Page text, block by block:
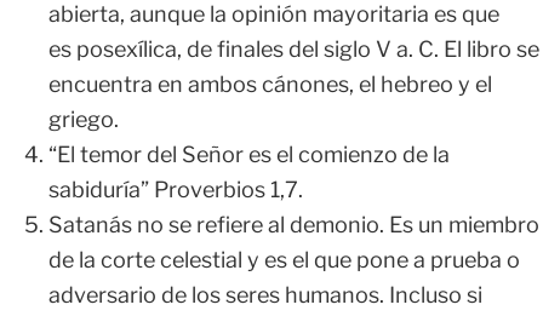
abierta, aunque la opinión mayoritaria es que
es posexílica, de finales del siglo V a. C. El libro se
encuentra en ambos cánones, el hebreo y el
griego.
“El temor del Señor es el comienzo de la
sabiduría” Proverbios 1,7.
Satanás no se refiere al demonio. Es un miembro
de la corte celestial y es el que pone a prueba o
adversario de los seres humanos. Incluso si